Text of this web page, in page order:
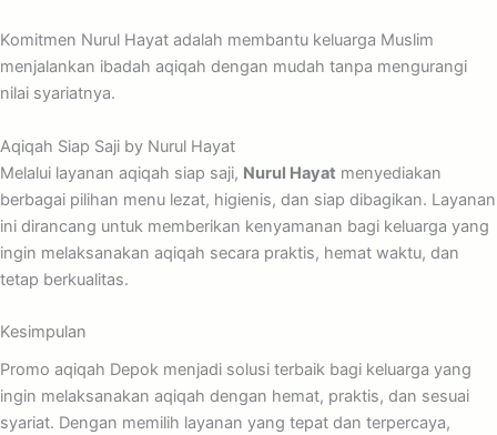
Komitmen Nurul Hayat adalah membantu keluarga Muslim
menjalankan ibadah aqiqah dengan mudah tanpa mengurangi
nilai syariatnya.
Aqiqah Siap Saji by Nurul Hayat
Melalui layanan aqiqah siap saji, Nurul Hayat menyediakan
berbagai pilihan menu lezat, higienis, dan siap dibagikan. Layanan
ini dirancang untuk memberikan kenyamanan bagi keluarga yang
ingin melaksanakan aqiqah secara praktis, hemat waktu, dan
tetap berkualitas.
Kesimpulan
Promo aqiqah Depok menjadi solusi terbaik bagi keluarga yang
ingin melaksanakan aqiqah dengan hemat, praktis, dan sesuai
syariat. Dengan memilih layanan yang tepat dan terpercaya,